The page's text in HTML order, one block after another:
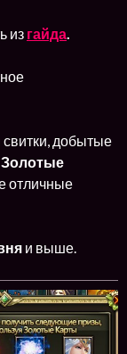
из гайда.
добытые
отличные
и выше.